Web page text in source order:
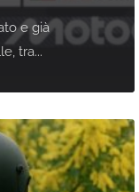
e già
tra...